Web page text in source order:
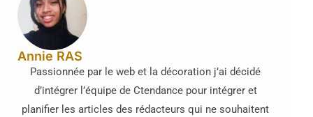
Annie RAS
Passionnée par le web et la décoration j’ai décidé
d’intégrer l’équipe de Ctendance pour intégrer et
planifier les articles des rédacteurs qui ne souhaitent